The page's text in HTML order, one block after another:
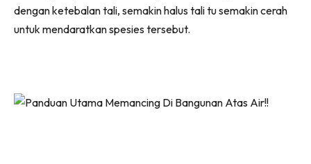
dengan ketebalan tali, semakin halus tali tu semakin cerah
untuk mendaratkan spesies tersebut.